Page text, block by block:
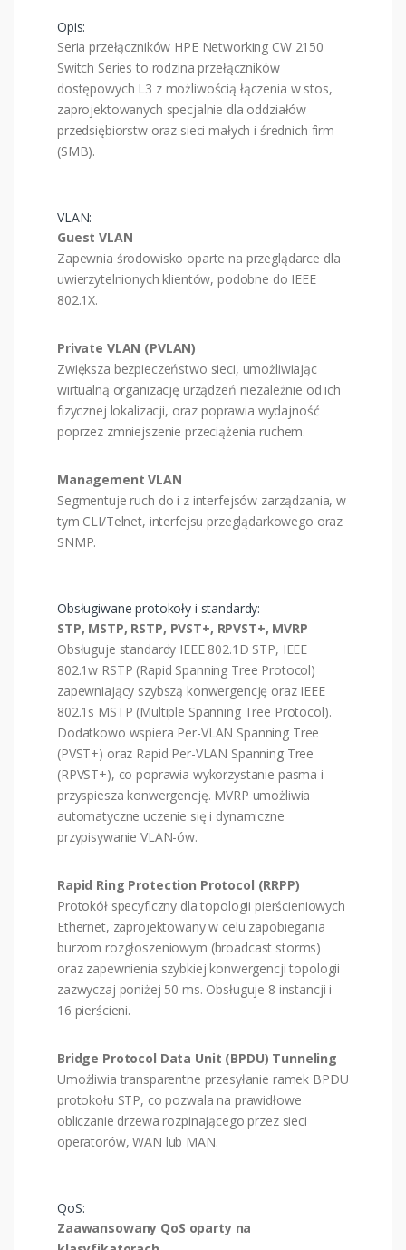
Opis:
Seria przełączników HPE Networking CW 2150
Switch Series to rodzina przełączników
dostępowych L3 z możliwością łączenia w stos,
zaprojektowanych specjalnie dla oddziałów
przedsiębiorstw oraz sieci małych i średnich firm
(SMB).
VLAN:
Guest VLAN
Zapewnia środowisko oparte na przeglądarce dla
uwierzytelnionych klientów, podobne do IEEE
802.1X.
Private VLAN (PVLAN)
Zwiększa bezpieczeństwo sieci, umożliwiając
wirtualną organizację urządzeń niezależnie od ich
fizycznej lokalizacji, oraz poprawia wydajność
poprzez zmniejszenie przeciążenia ruchem.
Management VLAN
Segmentuje ruch do i z interfejsów zarządzania, w
tym CLI/Telnet, interfejsu przeglądarkowego oraz
SNMP.
Obsługiwane protokoły i standardy:
STP, MSTP, RSTP, PVST+, RPVST+, MVRP
Obsługuje standardy IEEE 802.1D STP, IEEE
802.1w RSTP (Rapid Spanning Tree Protocol)
zapewniający szybszą konwergencję oraz IEEE
802.1s MSTP (Multiple Spanning Tree Protocol).
Dodatkowo wspiera Per-VLAN Spanning Tree
(PVST+) oraz Rapid Per-VLAN Spanning Tree
(RPVST+), co poprawia wykorzystanie pasma i
przyspiesza konwergencję. MVRP umożliwia
automatyczne uczenie się i dynamiczne
przypisywanie VLAN-ów.
Rapid Ring Protection Protocol (RRPP)
Protokół specyficzny dla topologii pierścieniowych
Ethernet, zaprojektowany w celu zapobiegania
burzom rozgłoszeniowym (broadcast storms)
oraz zapewnienia szybkiej konwergencji topologii
zazwyczaj poniżej 50 ms. Obsługuje 8 instancji i
16 pierścieni.
Bridge Protocol Data Unit (BPDU) Tunneling
Umożliwia transparentne przesyłanie ramek BPDU
protokołu STP, co pozwala na prawidłowe
obliczanie drzewa rozpinającego przez sieci
operatorów, WAN lub MAN.
QoS:
Zaawansowany QoS oparty na